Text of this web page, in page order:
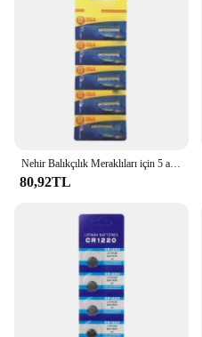
Nehir Balıkçılık Meraklıları için 5 adet/grup Yüksek Kapasiteli CR322 Düğme Pil Seti
80,92TL